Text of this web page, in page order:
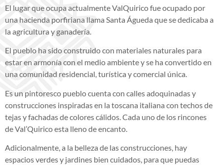
El lugar que ocupa actualmente ValQuirico fue ocupado por
una hacienda porfiriana llama Santa Águeda que se dedicaba a
la agricultura y ganadería.
El pueblo ha sido construido con materiales naturales para
estar en armonía con el medio ambiente y se ha convertido en
una comunidad residencial, turística y comercial única.
Es un pintoresco pueblo cuenta con calles adoquinadas y
construcciones inspiradas en la toscana italiana con techos de
tejas y fachadas de colores cálidos. Cada uno de los rincones
de Val’Quirico esta lleno de encanto.
Adicionalmente, a la belleza de las construcciones, hay
espacios verdes y jardines bien cuidados, para que puedas